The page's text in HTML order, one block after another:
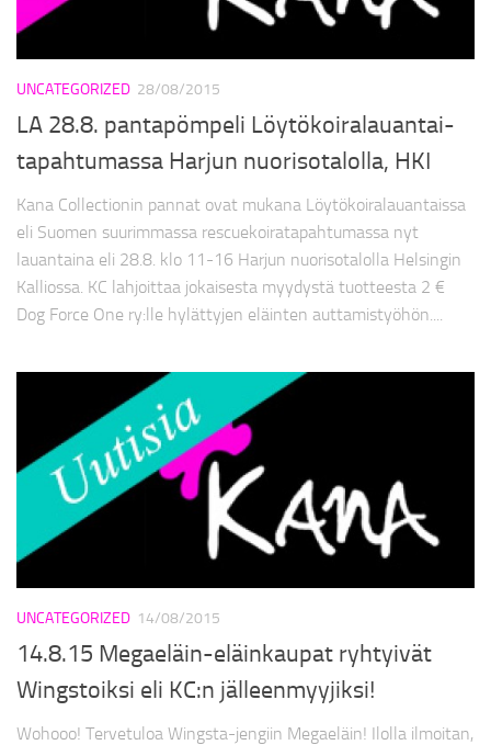
UNCATEGORIZED 28/08/2015
LA 28.8. pantapömpeli Löytökoiralauantai-
tapahtumassa Harjun nuorisotalolla, HKI
Kana Collectionin pannat ovat mukana Löytökoiralauantaissa
eli Suomen suurimmassa rescuekoiratapahtumassa nyt
lauantaina eli 28.8. klo 11-16 Harjun nuorisotalolla Helsingin
Kalliossa. KC lahjoittaa jokaisesta myydystä tuotteesta 2 €
Dog Force One ry:lle hylättyjen eläinten auttamistyöhön....
UNCATEGORIZED 14/08/2015
14.8.15 Megaeläin-eläinkaupat ryhtyivät
Wingstoiksi eli KC:n jälleenmyyjiksi!
Wohooo! Tervetuloa Wingsta-jengiin Megaeläin! Ilolla ilmoitan,